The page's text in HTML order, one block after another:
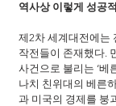
역사상 이렇게 성공
제2차 세계대전에는
작전들이 존재했다.
사건으로 불리는 ‘베
나치 친위대의 베른
과 미국의 경제를 붕